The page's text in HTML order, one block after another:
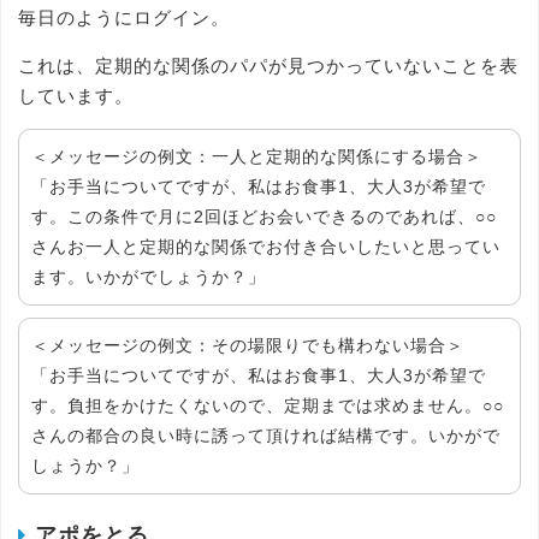
毎日のようにログイン。
これは、定期的な関係のパパが見つかっていないことを表
しています。
＜メッセージの例文：一人と定期的な関係にする場合＞
「お手当についてですが、私はお食事1、大人3が希望で
す。この条件で月に2回ほどお会いできるのであれば、○○
さんお一人と定期的な関係でお付き合いしたいと思ってい
ます。いかがでしょうか？」
＜メッセージの例文：その場限りでも構わない場合＞
「お手当についてですが、私はお食事1、大人3が希望で
す。負担をかけたくないので、定期までは求めません。○○
さんの都合の良い時に誘って頂ければ結構です。いかがで
しょうか？」